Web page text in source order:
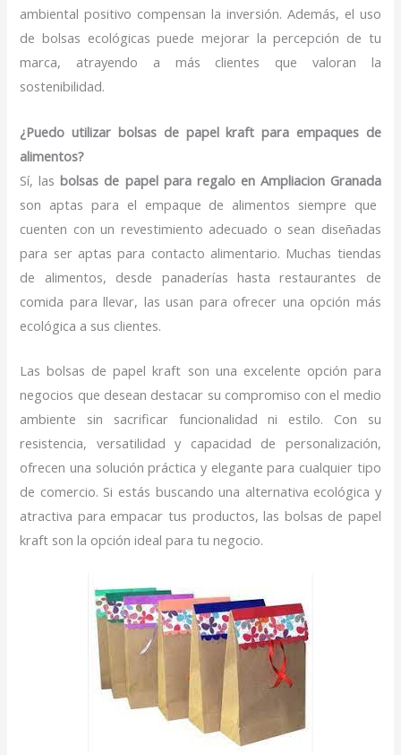
ambiental positivo compensan la inversión. Además, el uso
de bolsas ecológicas puede mejorar la percepción de tu
marca, atrayendo a más clientes que valoran la
sostenibilidad.
¿Puedo utilizar bolsas de papel kraft para empaques de
alimentos?
Sí, lasbolsas de papel para regalo en Ampliacion Granada
son aptas para el empaque de alimentos siempre que
cuenten con un revestimiento adecuado o sean diseñadas
para ser aptas para contacto alimentario. Muchas tiendas
de alimentos, desde panaderías hasta restaurantes de
comida para llevar, las usan para ofrecer una opción más
ecológica a sus clientes.
Las bolsas de papel kraft son una excelente opción para
negocios que desean destacar su compromiso con el medio
ambiente sin sacrificar funcionalidad ni estilo. Con su
resistencia, versatilidad y capacidad de personalización,
ofrecen una solución práctica y elegante para cualquier tipo
de comercio. Si estás buscando una alternativa ecológica y
atractiva para empacar tus productos, las bolsas de papel
kraft son la opción ideal para tu negocio.